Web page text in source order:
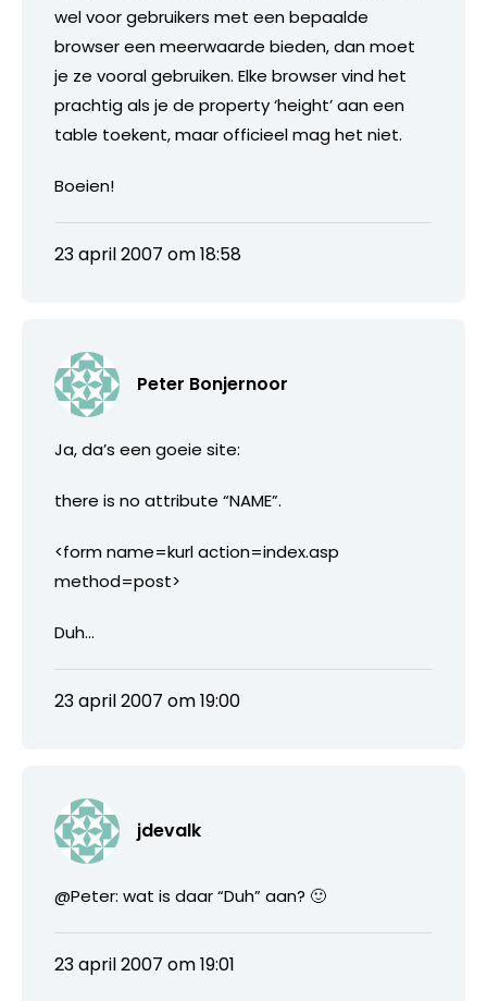
wel voor gebruikers met een bepaalde
browser een meerwaarde bieden, dan moet
je ze vooral gebruiken. Elke browser vind het
prachtig als je de property ‘height’ aan een
table toekent, maar officieel mag het niet.
Boeien!
23 april 2007 om 18:58
Peter Bonjernoor
Ja, da’s een goeie site:
there is no attribute “NAME”.
<form name=kurl action=index.asp
method=post>
Duh…
23 april 2007 om 19:00
jdevalk
@Peter: wat is daar “Duh” aan? 🙂
23 april 2007 om 19:01